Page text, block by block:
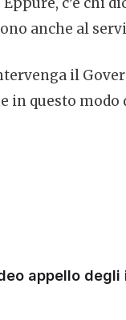
anche al
il
in questo
appello degli